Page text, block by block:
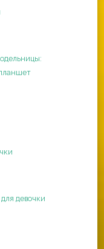
девочки